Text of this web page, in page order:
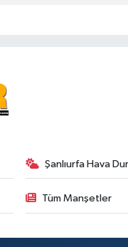
Şanlıurfa Hava
Tüm Manşetler